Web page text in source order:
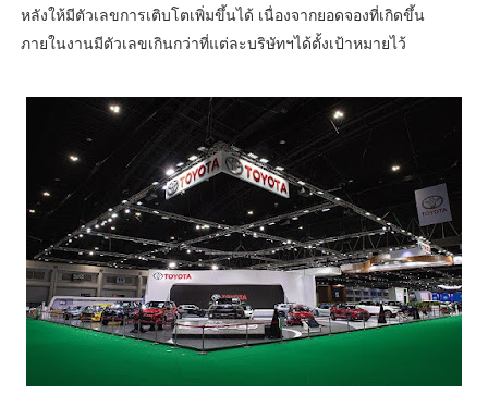
หลังให้มีตัวเลขการเติบโตเพิ่มขึ้นได้ เนื่องจากยอดจองที่เกิดขึ้น
ภายในงานมีตัวเลขเกินกว่าที่แต่ละบริษัทฯได้ตั้งเป้าหมายไว้